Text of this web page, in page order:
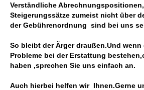
Verständliche
Steigerungssätze zumeist nicht über
derGebührenordnung sind bei uns
So bleibt der Ärger draußen.Und wenn
Probleme bei der Erstattung
haben ,sprechen Sie uns einfach an.
Auch hierbei helfen wir Ihnen.Gerne